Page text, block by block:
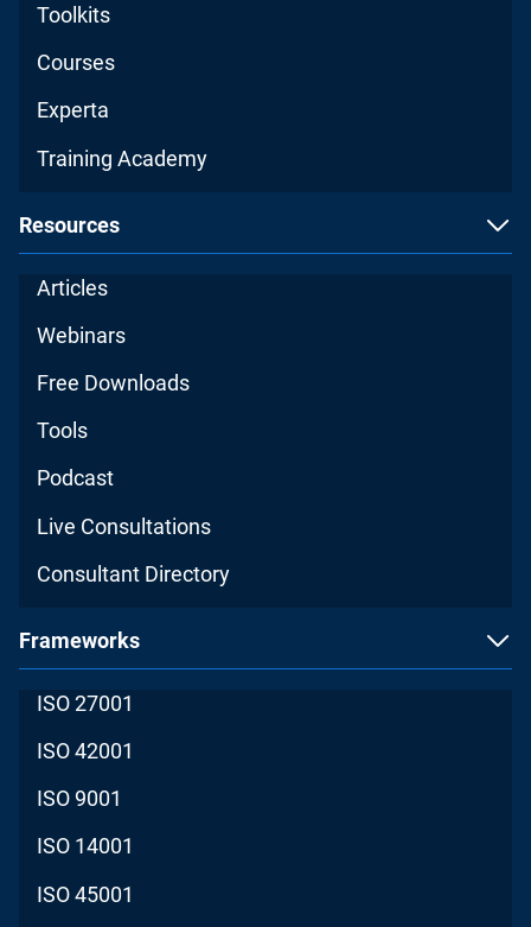
Toolkits
Courses
Experta
Training Academy
Resources
Articles
Webinars
Free Downloads
Tools
Podcast
Live Consultations
Consultant Directory
Frameworks
ISO 27001
ISO 42001
ISO 9001
ISO 14001
ISO 45001